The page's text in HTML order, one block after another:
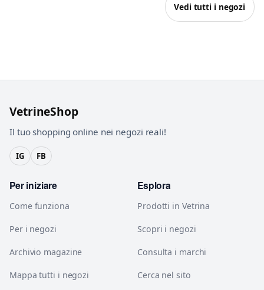
Vedi tutti i negozi
VetrineShop
Il tuo shopping online nei negozi reali!
IG FB
Per iniziare
Come funziona
Per i negozi
Archivio magazine
Mappa tutti i negozi
Esplora
Prodotti in Vetrina
Scopri i negozi
Consulta i marchi
Cerca nel sito